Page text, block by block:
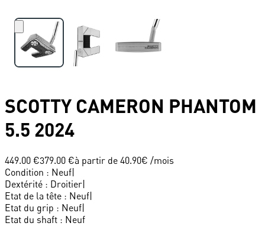
SCOTTY CAMERON PHANTOM
5.5 2024
449.00 €379.00 €à partir de 40.90€ /mois
Condition : Neuf|
Dextérité : Droitier|
Etat de la tête : Neuf|
Etat du grip : Neuf|
Etat du shaft : Neuf